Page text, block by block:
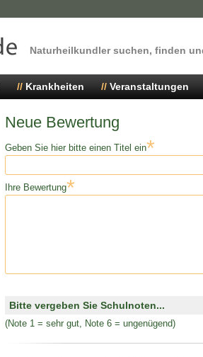
Naturheilkundler suchen, finden
Krankheiten Veranstaltungen
Neue Bewertung
Geben Sie hier bitte einen Titel ein*
Ihre Bewertung*
Bitte vergeben Sie Schulnoten...
(Note 1 = sehr gut, Note 6 = ungenügend)